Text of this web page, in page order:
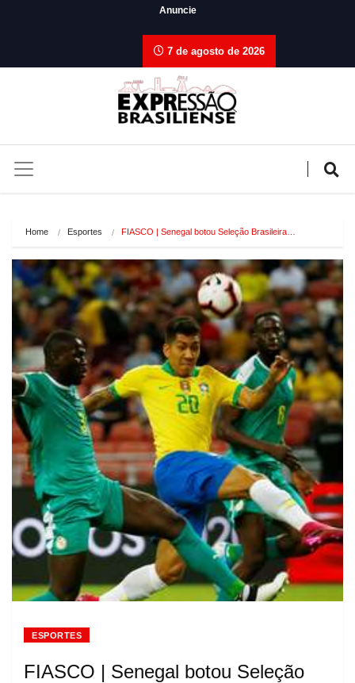
Anuncie
7 de agosto de 2026
Home Esportes FIASCO | Senegal botou Seleção Brasileira…
ESPORTES
FIASCO | Senegal botou Seleção